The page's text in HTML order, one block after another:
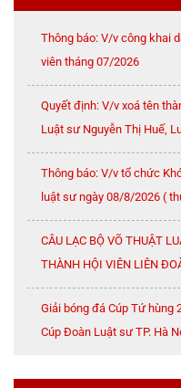
Thông báo: V/v công khai
viên tháng 07/2026
Quyết định: V/v xoá tên
Luật sư Nguyễn Thị Huế,
Oanh
Thông báo: V/v tổ chức
luật sư ngày 08/8/2026 (
CÂU LẠC BỘ VÕ THUẬT
THÀNH HỘI VIÊN LIÊN
NỘI
Giải bóng đá Cúp Tứ hùng
Cúp Đoàn Luật sư TP. Hà